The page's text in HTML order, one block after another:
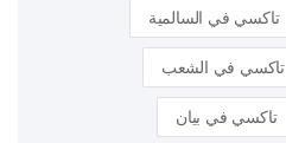
تاكسي في السالمية
تاكسي في الشعب
تاكسي في بيان